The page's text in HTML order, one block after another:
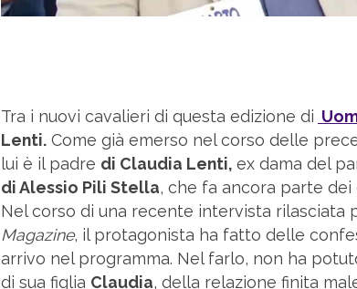
Tra i nuovi cavalieri di questa edizione di
Lenti. Come già emerso nel corso delle
lui è il padre di Claudia Lenti, ex dama del
di Alessio Pili Stella, che fa ancora parte dei
Nel corso di una recente intervista rilasciata
Magazine, il protagonista ha fatto delle
arrivo nel programma. Nel farlo, non ha
di sua figlia Claudia, della relazione finita